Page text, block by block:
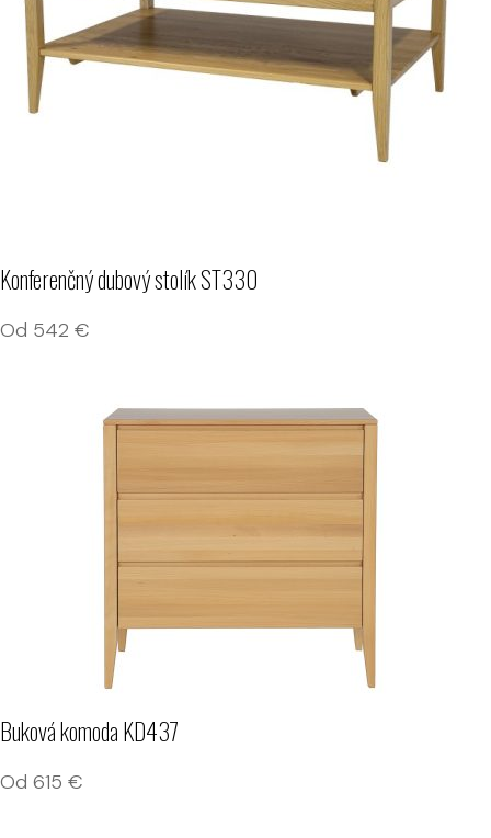
Konferenčný dubový stolík ST330
Od 542 €
Buková komoda KD437
Od 615 €